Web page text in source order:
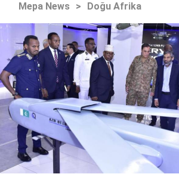
Mepa News > Doğu Afrika